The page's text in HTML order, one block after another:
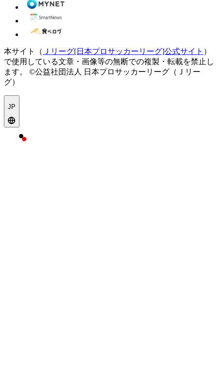
本サイト（ Ｊリーグ[日本プロサッカーリーグ]公式サイト ）
で使用している文章・画像等の無断での複製・転載を禁止し
ます。
©公益社団法人 日本プロサッカーリーグ（Ｊリー
グ）
JP